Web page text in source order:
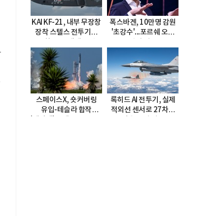
KAI KF-21, 내부 무장창
장착 스텔스 전투기로
폭스바겐, 10만명 감원
'초강수'...포르쉐 오너
스페이스X, 숏커버링
유입-테슬라 합작
록히드 AI 전투기, 실제
적외선 센서로 27차례